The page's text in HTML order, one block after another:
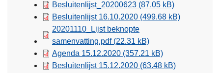
Besluitenlijst_20200623 (87.05 kB)
Besluitenlijst 16.10.2020 (499.68 kB)
20201110_Lijst beknopte
samenvatting.pdf (22.31 kB)
Agenda 15.12.2020 (357.21 kB)
Besluitenlijst 15.12.2020 (63.48 kB)